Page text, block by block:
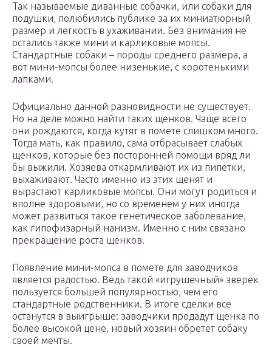
Так называемые диванные собачки, или собаки для
подушки, полюбились публике за их миниатюрный
размер и легкость в ухаживании. Без внимания не
остались также мини и карликовые мопсы.
Стандартные собаки – породы среднего размера, а
вот мини-мопсы более низенькие, с коротенькими
лапками.
Официально данной разновидности не существует.
Но на деле можно найти таких щенков. Чаще всего
они рождаются, когда кутят в помете слишком много.
Тогда мать, как правило, сама отбрасывает слабых
щенков, которые без посторонней помощи вряд ли
бы выжили. Хозяева откармливают их из пипетки,
выхаживают. Часто именно из этих щенят и
вырастают карликовые мопсы. Они могут родиться и
вполне здоровыми, но со временем у них иногда
может развиться такое генетическое заболевание,
как гипофизарный нанизм. Именно с ним связано
прекращение роста щенков.
Появление мини-мопса в помете для заводчиков
является радостью. Ведь такой «игрушечный» зверек
пользуется большей популярностью, чем его
стандартные родственники. В итоге сделки все
останутся в выигрыше: заводчики продадут щенка по
более высокой цене, новый хозяин обретет собаку
своей мечты.